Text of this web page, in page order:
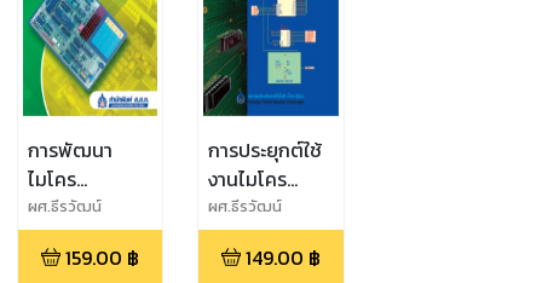
การพัฒนา
ไมโคร
คอนโทรลเลอร์
ด้วยภาษาซี
ผศ.ธีรวัฒน์
ประกอบผล
159.00 ฿
การประยุกต์ใช้
งานไมโคร
คอนโทรลเลอร์
ผศ.ธีรวัฒน์
ประกอบผล
149.00 ฿